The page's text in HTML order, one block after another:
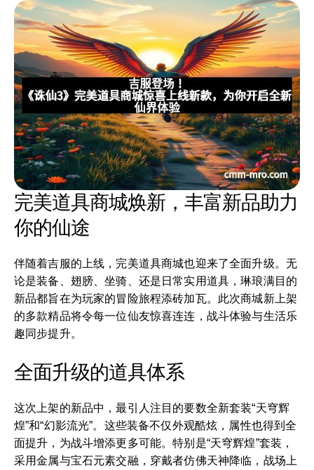
完美道具商城焕新，丰富新品助力
你的仙途
伴随着吉服的上线，完美道具商城也迎来了全面升级。无
论是装备、翅膀、坐骑、还是日常实用道具，琳琅满目的
新品都旨在为玩家的冒险旅程添砖加瓦。此次商城新上架
的多款精品将令每一位仙友惊喜连连，战斗体验与生活乐
趣同步提升。
全面升级的道具体系
这次上架的新品中，最引人注目的要数全新套装“天穹辉
煌”和“幻影流光”。这些装备不仅外观酷炫，属性也得到全
面提升，为战斗增添更多可能。特别是“天穹辉煌”套装，
采用金属与宝石元素交融，穿戴者仿佛天神降临，战场上